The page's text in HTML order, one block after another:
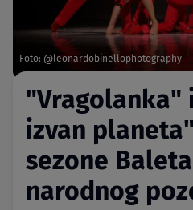
Foto: @leonardobinellophotography
"Vragolanka"
izvan
sezone
narodnog